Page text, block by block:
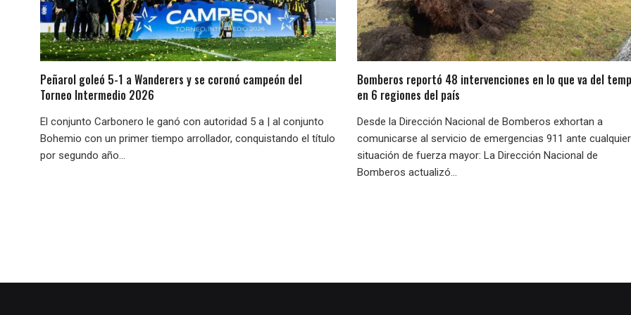
Peñarol goleó 5-1 a Wanderers y se coronó campeón del
Torneo Intermedio 2026
El conjunto Carbonero le ganó con autoridad 5 a | al conjunto
Bohemio con un primer tiempo arrollador, conquistando el título
por segundo año...
Bomberos reportó 48 intervenciones en lo que va del
en 6 regiones del país
Desde la Dirección Nacional de Bomberos exhortan a
comunicarse al servicio de emergencias 911 ante cualquier
situación de fuerza mayor: La Dirección Nacional de
Bomberos actualizó...